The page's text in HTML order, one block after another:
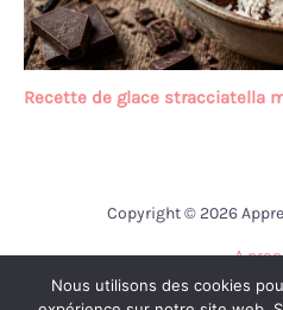
Recette de glace stracciatella
Copyright © 2026
A
Nous utilisons des cookies